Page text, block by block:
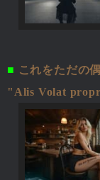
■ これをただの
"Alis Volat